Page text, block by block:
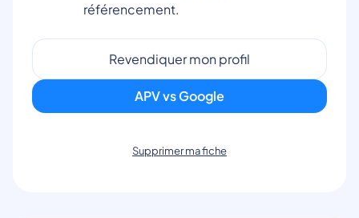
référencement.
Revendiquer mon profil
APV vs Google
Supprimer ma fiche